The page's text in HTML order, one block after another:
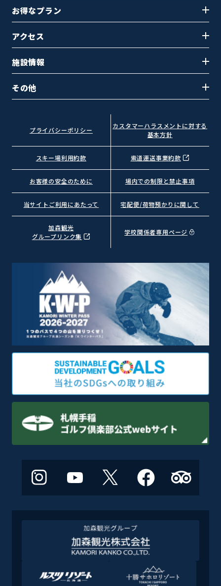
お得なプラン
アクセス
施設情報
その他
プライバシーポリシー
カスタマーハラスメントに対する
基本方針
スキー場利用約款 索道運送事業約款
お客様の安全のために 場内での制限と禁止事項
当サイトご利用にあたって 宅配便/荷物預かりに関して
加森観光
グループリンク集
学校関係者専用ページ